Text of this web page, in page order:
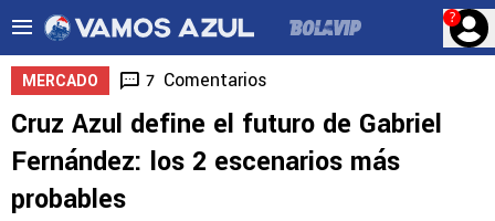
?
MERCADO 7 Comentarios
Cruz Azul define el futuro de Gabriel
Fernández: los 2 escenarios más
probables